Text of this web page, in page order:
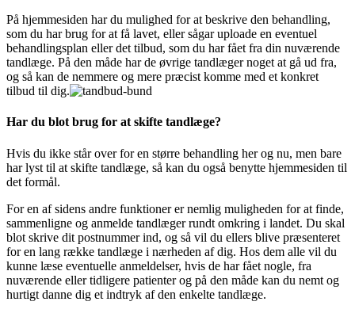
På hjemmesiden har du mulighed for at beskrive den behandling,
som du har brug for at få lavet, eller sågar uploade en eventuel
behandlingsplan eller det tilbud, som du har fået fra din nuværende
tandlæge. På den måde har de øvrige tandlæger noget at gå ud fra,
og så kan de nemmere og mere præcist komme med et konkret
tilbud til dig.
Har du blot brug for at skifte tandlæge?
Hvis du ikke står over for en større behandling her og nu, men bare
har lyst til at skifte tandlæge, så kan du også benytte hjemmesiden til
det formål.
For en af sidens andre funktioner er nemlig muligheden for at finde,
sammenligne og anmelde tandlæger rundt omkring i landet. Du skal
blot skrive dit postnummer ind, og så vil du ellers blive præsenteret
for en lang række tandlæge i nærheden af dig. Hos dem alle vil du
kunne læse eventuelle anmeldelser, hvis de har fået nogle, fra
nuværende eller tidligere patienter og på den måde kan du nemt og
hurtigt danne dig et indtryk af den enkelte tandlæge.